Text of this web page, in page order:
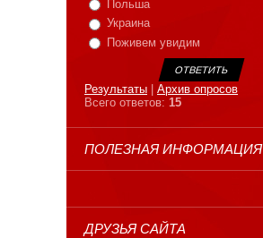
Польша
Украина
Поживем увидим
Результаты
Архив опросов
Всего ответов: 15
ПОЛЕЗНАЯ ИНФОРМАЦИЯ
ДРУЗЬЯ САЙТА